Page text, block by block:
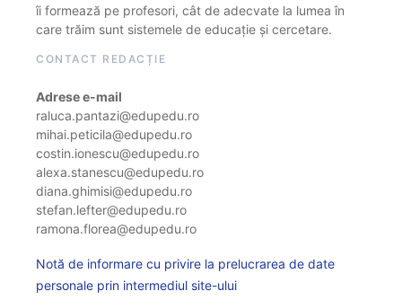
îi formează pe profesori, cât de adecvate la lumea în
care trăim sunt sistemele de educație și cercetare.
CONTACT REDACȚIE
Adrese e-mail
raluca.pantazi@edupedu.ro
mihai.peticila@edupedu.ro
costin.ionescu@edupedu.ro
alexa.stanescu@edupedu.ro
diana.ghimisi@edupedu.ro
stefan.lefter@edupedu.ro
ramona.florea@edupedu.ro
Notă de informare cu privire la prelucrarea de date
personale prin intermediul site-ului